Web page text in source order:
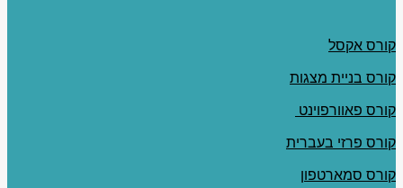
קורס אקסל
קורס בניית מצגות
קורס פאוורפוינט
קורס פרזי בעברית
קורס סמארטפון